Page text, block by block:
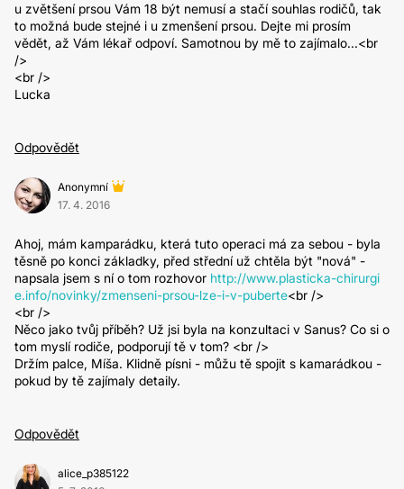
u zvětšení prsou Vám 18 být nemusí a stačí souhlas rodičů, tak
to možná bude stejné i u zmenšení prsou. Dejte mi prosím
vědět, až Vám lékař odpoví. Samotnou by mě to zajímalo...<br
/>
<br />
Lucka
Odpovědět
Anonymní
17. 4. 2016
Ahoj, mám kamparádku, která tuto operaci má za sebou - byla
těsně po konci základky, před střední už chtěla být "nová" -
napsala jsem s ní o tom rozhovor http://www.plasticka-chirurgi
e.info/novinky/zmenseni-prsou-lze-i-v-puberte<br />
<br />
Něco jako tvůj příběh? Už jsi byla na konzultaci v Sanus? Co si o
tom myslí rodiče, podporují tě v tom? <br />
Držím palce, Míša. Klidně písni - můžu tě spojit s kamarádkou -
pokud by tě zajímaly detaily.
Odpovědět
alice_p385122